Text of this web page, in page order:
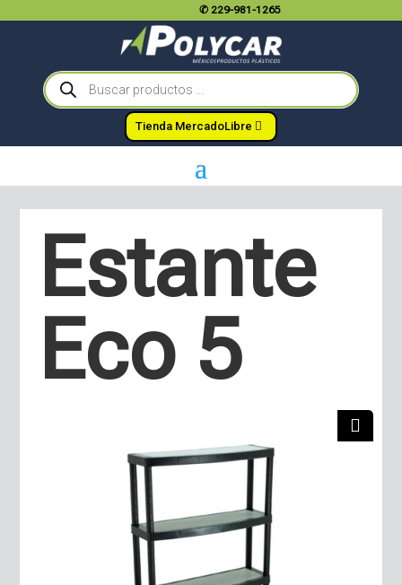
✆ 229-981-1265
Búsqueda
de
productos
Tienda MercadoLibre
Estante
Eco 5